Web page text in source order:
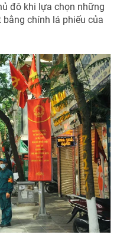
nếu không có sự chấp
khi phát hành lại
đô khi lựa chọn những
chính lá phiếu của